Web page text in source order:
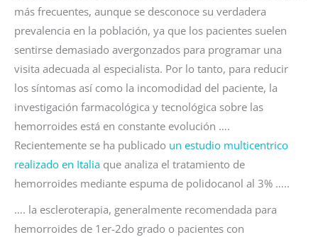
más frecuentes, aunque se desconoce su verdadera
prevalencia en la población, ya que los pacientes suelen
sentirse demasiado avergonzados para programar una
visita adecuada al especialista. Por lo tanto, para reducir
los síntomas así como la incomodidad del paciente, la
investigación farmacológica y tecnológica sobre las
hemorroides está en constante evolución ….
Recientemente se ha publicado un estudio multicentrico
realizado en Italia que analiza el tratamiento de
hemorroides mediante espuma de polidocanol al 3% …..
…. la escleroterapia, generalmente recomendada para
hemorroides de 1er-2do grado o pacientes con